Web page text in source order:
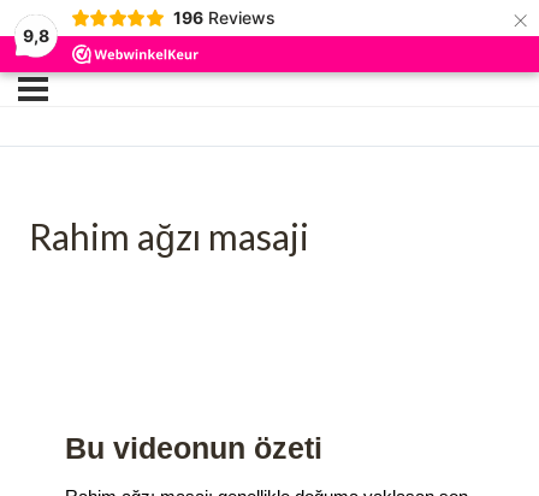
9,8
196 Reviews ×
Rahim ağzı masaji
Bu videonun özeti